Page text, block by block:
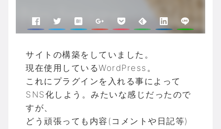
サイトの構築をしていました。
現在使用しているWordPress。
これにプラグインを入れる事によって
SNS化しよう。みたいな感じだったので
すが、
どう頑張っても内容(コメントや日記等)